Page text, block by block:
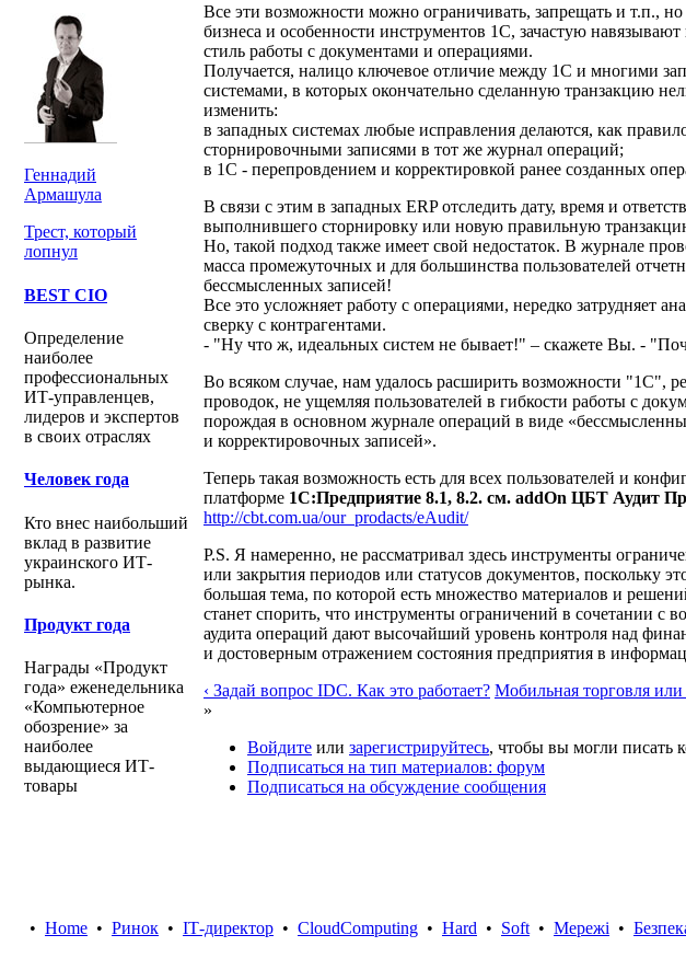
Геннадий
Армашула
Трест, который
лопнул
BEST CIO
Определение
наиболее
профессиональных
ИТ-управленцев,
лидеров и экспертов
в своих отраслях
Человек года
Кто внес наибольший
вклад в развитие
украинского ИТ-
рынка.
Продукт года
Награды «Продукт
года» еженедельника
«Компьютерное
обозрение» за
наиболее
выдающиеся ИТ-
товары
Все эти возможности можно ограничивать, запрещать и т.п.,
бизнеса и особенности инструментов 1С, зачастую
стиль работы с документами и операциями.
Получается, налицо ключевое отличие между 1С и многими
системами, в которых окончательно сделанную транзакцию
изменить:
в западных системах любые исправления делаются, как
сторнировочными записями в тот же журнал операций;
в 1С - перепровдением и корректировкой ранее созданных
В связи с этим в западных ERP отследить дату, время и
выполнившего сторнировку или новую правильную
Но, такой подход также имеет свой недостаток. В журнале
масса промежуточных и для большинства пользователей
бессмысленных записей!
Все это усложняет работу с операциями, нередко затрудняет
сверку с контрагентами.
- "Ну что ж, идеальных систем не бывает!" – скажете Вы. -
Во всяком случае, нам удалось расширить возможности "1С",
проводок, не ущемляя пользователей в гибкости работы с
порождая в основном журнале операций в виде
и корректировочных записей».
Теперь такая возможность есть для всех пользователей и
платформе 1С:Предприятие 8.1, 8.2. см. addOn ЦБТ Аудит
http://cbt.com.ua/our_prodacts/eAudit/
P.S. Я намеренно, не рассматривал здесь инструменты
или закрытия периодов или статусов документов, поскольку
большая тема, по которой есть множество материалов и
станет спорить, что инструменты ограничений в сочетании с
аудита операций дают высочайший уровень контроля над
и достоверным отражением состояния предприятия в
‹ Задай вопрос IDC. Как это работает? Мобильная торговля
»
Войдите или зарегистрируйтесь, чтобы вы могли писать
Подписаться на тип материалов: форум
Подписаться на обсуждение сообщения
• Home • Ринок • IТ-директор • CloudComputing • Hard • Soft • Мережі •